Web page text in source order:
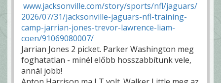
www.jacksonville.com/story/sports/nfl/jaguars/
2026/07/31/jacksonville-jaguars-nfl-training-
camp-jarrian-jones-trevor-lawrence-liam-
coen/91069080007/
Jarrian Jones 2 picket. Parker Washington meg
foghatatlan - minél előbb hosszabbítunk vele,
annál jobb!